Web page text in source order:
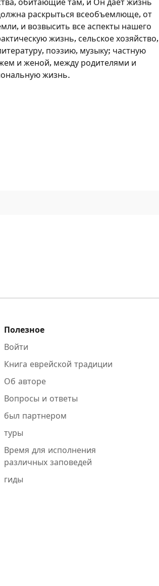
обитающие там, и Он дает жизнь
раскрыться всеобъемлюще, от
и возвысить все аспекты нашего
жизнь, сельское хозяйство,
поэзию, музыку; частную
и женой, между родителями и
жизнь.
на
Полезное
Войти
Книга еврейской традиции
Об авторе
Вопросы и ответы
был партнером
туры
Время для исполнения
различных заповедей
гиды